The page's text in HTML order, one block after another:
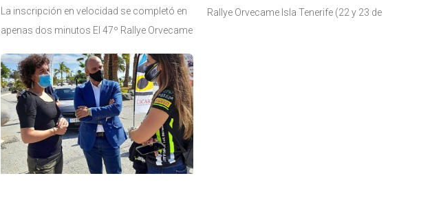
La inscripción en velocidad se completó en
apenas dos minutos El 47º Rallye Orvecame
realidad sin duda alguna. A poco
Rallye Orvecame Isla Tenerife (22 y 23 de